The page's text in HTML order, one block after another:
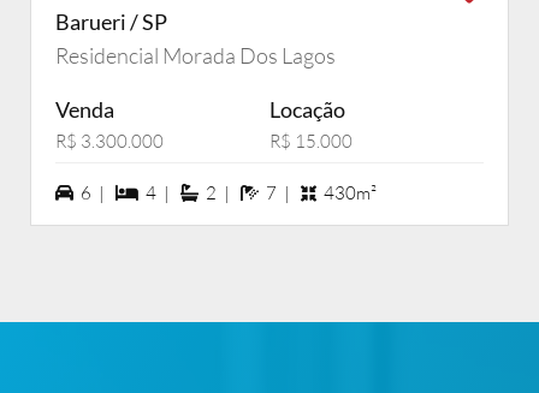
Barueri / SP
Residencial Morada Dos Lagos
Venda
R$ 3.300.000
Locação
R$ 15.000
6 vagas na garagem
6 | 4 dormiórios
4 | 2 suítes
2 | 7 banheiros
7 | 430m²